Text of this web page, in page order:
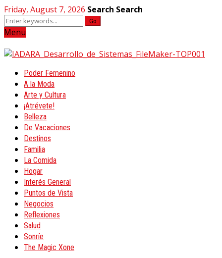
Friday, August 7, 2026 Search Search
Go
Menu
Poder Femenino
A la Moda
Arte y Cultura
¡Atrévete!
Belleza
De Vacaciones
Destinos
Familia
La Comida
Hogar
Interés General
Puntos de Vista
Negocios
Reflexiones
Salud
Sonríe
The Magic Xone